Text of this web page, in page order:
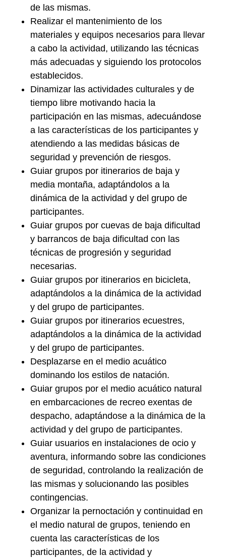
de las mismas.
Realizar el mantenimiento de los
materiales y equipos necesarios para llevar
a cabo la actividad, utilizando las técnicas
más adecuadas y siguiendo los protocolos
establecidos.
Dinamizar las actividades culturales y de
tiempo libre motivando hacia la
participación en las mismas, adecuándose
a las características de los participantes y
atendiendo a las medidas básicas de
seguridad y prevención de riesgos.
Guiar grupos por itinerarios de baja y
media montaña, adaptándolos a la
dinámica de la actividad y del grupo de
participantes.
Guiar grupos por cuevas de baja dificultad
y barrancos de baja dificultad con las
técnicas de progresión y seguridad
necesarias.
Guiar grupos por itinerarios en bicicleta,
adaptándolos a la dinámica de la actividad
y del grupo de participantes.
Guiar grupos por itinerarios ecuestres,
adaptándolos a la dinámica de la actividad
y del grupo de participantes.
Desplazarse en el medio acuático
dominando los estilos de natación.
Guiar grupos por el medio acuático natural
en embarcaciones de recreo exentas de
despacho, adaptándose a la dinámica de la
actividad y del grupo de participantes.
Guiar usuarios en instalaciones de ocio y
aventura, informando sobre las condiciones
de seguridad, controlando la realización de
las mismas y solucionando las posibles
contingencias.
Organizar la pernoctación y continuidad en
el medio natural de grupos, teniendo en
cuenta las características de los
participantes, de la actividad y